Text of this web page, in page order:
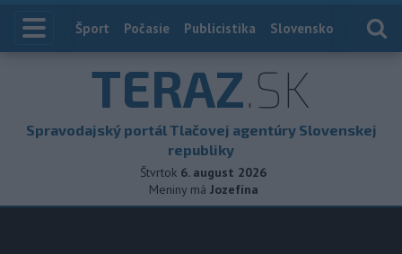
Index
Šport Počasie Publicistika Slovensko
TERAZ.SK
Spravodajský portál Tlačovej agentúry Slovenskej
republiky
Štvrtok 6. august 2026
Meniny má Jozefína